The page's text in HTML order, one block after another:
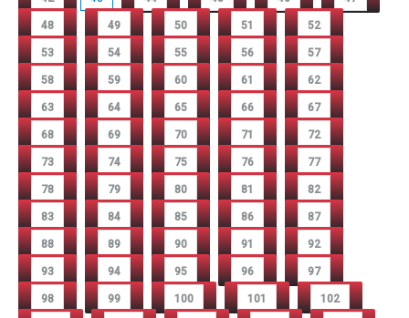
48 49 50 51 52
53 54 55 56 57
58 59 60 61 62
63 64 65 66 67
68 69 70 71 72
73 74 75 76 77
78 79 80 81 82
83 84 85 86 87
88 89 90 91 92
93 94 95 96 97
98 99 100 101 102